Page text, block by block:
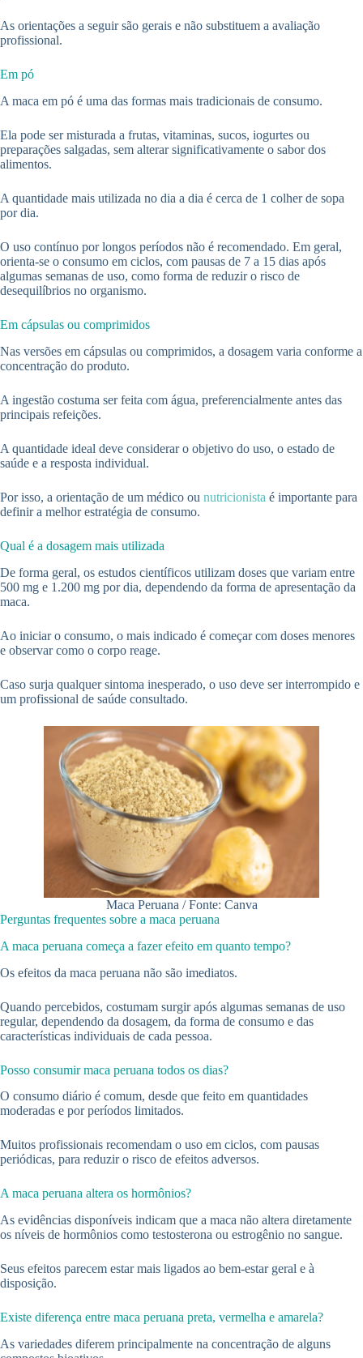
As orientações a seguir são gerais e não substituem a avaliação
profissional.
Em pó
A maca em pó é uma das formas mais tradicionais de consumo.
Ela pode ser misturada a frutas, vitaminas, sucos, iogurtes ou
preparações salgadas, sem alterar significativamente o sabor dos
alimentos.
A quantidade mais utilizada no dia a dia é cerca de 1 colher de sopa
por dia.
O uso contínuo por longos períodos não é recomendado. Em geral,
orienta-se o consumo em ciclos, com pausas de 7 a 15 dias após
algumas semanas de uso, como forma de reduzir o risco de
desequilíbrios no organismo.
Em cápsulas ou comprimidos
Nas versões em cápsulas ou comprimidos, a dosagem varia conforme a
concentração do produto.
A ingestão costuma ser feita com água, preferencialmente antes das
principais refeições.
A quantidade ideal deve considerar o objetivo do uso, o estado de
saúde e a resposta individual.
Por isso, a orientação de um médico ou nutricionista é importante para
definir a melhor estratégia de consumo.
Qual é a dosagem mais utilizada
De forma geral, os estudos científicos utilizam doses que variam entre
500 mg e 1.200 mg por dia, dependendo da forma de apresentação da
maca.
Ao iniciar o consumo, o mais indicado é começar com doses menores
e observar como o corpo reage.
Caso surja qualquer sintoma inesperado, o uso deve ser interrompido e
um profissional de saúde consultado.
Maca Peruana / Fonte: Canva
Perguntas frequentes sobre a maca peruana
A maca peruana começa a fazer efeito em quanto tempo?
Os efeitos da maca peruana não são imediatos.
Quando percebidos, costumam surgir após algumas semanas de uso
regular, dependendo da dosagem, da forma de consumo e das
características individuais de cada pessoa.
Posso consumir maca peruana todos os dias?
O consumo diário é comum, desde que feito em quantidades
moderadas e por períodos limitados.
Muitos profissionais recomendam o uso em ciclos, com pausas
periódicas, para reduzir o risco de efeitos adversos.
A maca peruana altera os hormônios?
As evidências disponíveis indicam que a maca não altera diretamente
os níveis de hormônios como testosterona ou estrogênio no sangue.
Seus efeitos parecem estar mais ligados ao bem-estar geral e à
disposição.
Existe diferença entre maca peruana preta, vermelha e amarela?
As variedades diferem principalmente na concentração de alguns